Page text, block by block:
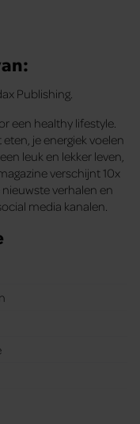
Publishing.
een healthy lifestyle.
je energiek voelen
leuk en lekker leven,
verschijnt 10x
nieuwste verhalen en
media kanalen.